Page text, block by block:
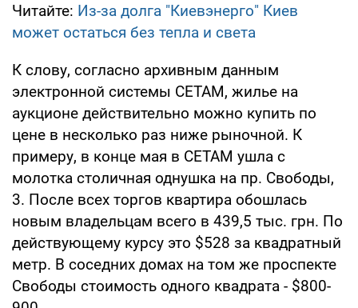
Читайте: Из-за долга "Киевэнерго" Киев
может остаться без тепла и света
К слову, согласно архивным данным
электронной системы СЕТАМ, жилье на
аукционе действительно можно купить по
цене в несколько раз ниже рыночной. К
примеру, в конце мая в СЕТАМ ушла с
молотка столичная однушка на пр. Свободы,
3. После всех торгов квартира обошлась
новым владельцам всего в 439,5 тыс. грн. По
действующему курсу это $528 за квадратный
метр. В соседних домах на том же проспекте
Свободы стоимость одного квадрата - $800-